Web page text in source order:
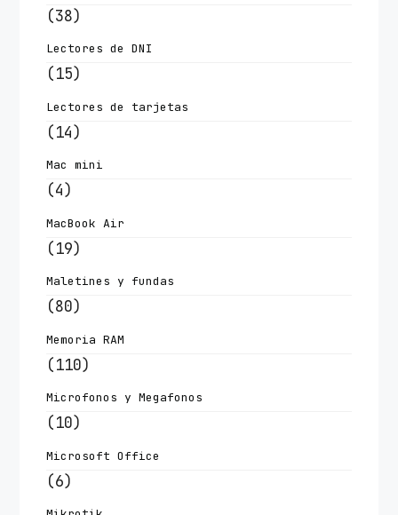
(38)
Lectores de DNI
(15)
Lectores de tarjetas
(14)
Mac mini
(4)
MacBook Air
(19)
Maletines y fundas
(80)
Memoria RAM
(110)
Microfonos y Megafonos
(10)
Microsoft Office
(6)